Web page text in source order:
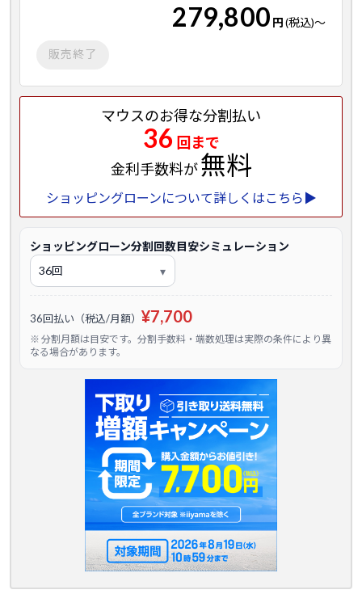
279,800 円(税込)～
販売終了
マウスのお得な分割払い
36 回まで
金利手数料が無料
ショッピングローンについて詳しくはこちら▶
ショッピングローン分割回数目安シミュレーション
36回払い（税込/月額） ¥7,700
※ 分割月額は目安です。分割手数料・端数処理は実際の条件により異
なる場合があります。